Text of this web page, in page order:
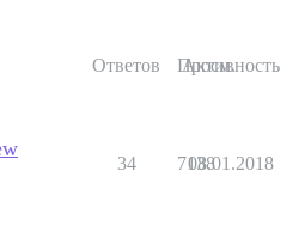
Ответов Просм.
Активность
34 7138
08.01.2018